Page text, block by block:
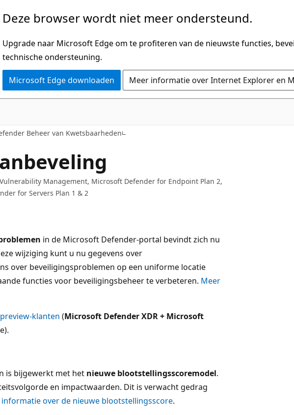
Deze browser wordt niet meer ondersteund.
Upgrade naar Microsoft Edge om te profiteren van de nieuwste functies,
technische ondersteuning.
Microsoft Edge downloaden Meer informatie over Internet Explorer en
Beheer van Kwetsbaarheden
Management, Microsoft Defender for Endpoint Plan 2,
for Servers Plan 1 & 2
in de Microsoft Defender-portal bevindt zich nu
wijziging kunt u nu gegevens over
over beveiligingsproblemen op een uniforme locatie
functies voor beveiligingsbeheer te verbeteren. Meer
preview-klanten (Microsoft Defender XDR + Microsoft
is bijgewerkt met het nieuwe blootstellingsscoremodel.
en impactwaarden. Dit is verwacht gedrag
informatie over de nieuwe blootstellingsscore.